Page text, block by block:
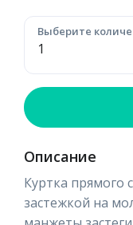
Выберите
Описание
Куртка прямого
застежкой на